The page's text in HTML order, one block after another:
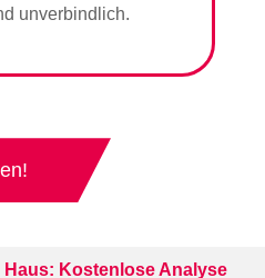
unverbindlich.
Haus: Kostenlose Analyse